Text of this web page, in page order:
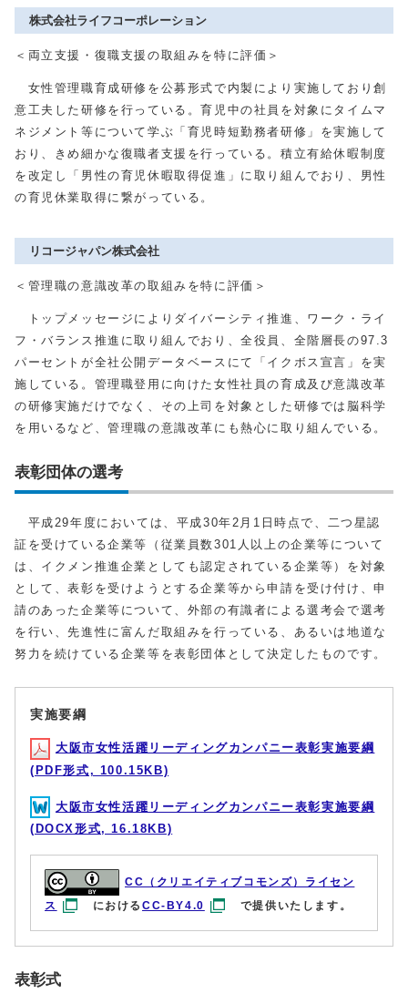
株式会社ライフコーポレーション
＜両立支援・復職支援の取組みを特に評価＞
女性管理職育成研修を公募形式で内製により実施しており創
意工夫した研修を行っている。育児中の社員を対象にタイムマ
ネジメント等について学ぶ「育児時短勤務者研修」を実施して
おり、きめ細かな復職者支援を行っている。積立有給休暇制度
を改定し「男性の育児休暇取得促進」に取り組んでおり、男性
の育児休業取得に繋がっている。
リコージャパン株式会社
＜管理職の意識改革の取組みを特に評価＞
トップメッセージによりダイバーシティ推進、ワーク・ライ
フ・バランス推進に取り組んでおり、全役員、全階層長の97.3
パーセントが全社公開データベースにて「イクボス宣言」を実
施している。管理職登用に向けた女性社員の育成及び意識改革
の研修実施だけでなく、その上司を対象とした研修では脳科学
を用いるなど、管理職の意識改革にも熱心に取り組んでいる。
表彰団体の選考
平成29年度においては、平成30年2月1日時点で、二つ星認
証を受けている企業等（従業員数301人以上の企業等について
は、イクメン推進企業としても認定されている企業等）を対象
として、表彰を受けようとする企業等から申請を受け付け、申
請のあった企業等について、外部の有識者による選考会で選考
を行い、先進性に富んだ取組みを行っている、あるいは地道な
努力を続けている企業等を表彰団体として決定したものです。
実施要綱
大阪市女性活躍リーディングカンパニー表彰実施要綱
(PDF形式, 100.15KB)
大阪市女性活躍リーディングカンパニー表彰実施要綱
(DOCX形式, 16.18KB)
CC（クリエイティブコモンズ）ライセン
ス
におけるCC-BY4.0 で提供いたします。
表彰式